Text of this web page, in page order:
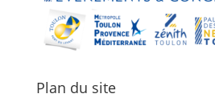
Plan du site